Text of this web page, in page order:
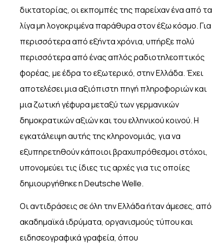
δικτατορίας, οι εκπομπές της παρείχαν ένα από τα
λίγα μη λογοκριμένα παράθυρα στον έξω κόσμο. Για
περισσότερα από εξήντα χρόνια, υπήρξε πολύ
περισσότερα από ένας απλός ραδιοτηλεοπτικός
φορέας, με έδρα το εξωτερικό, στην Ελλάδα. Έχει
αποτελέσει μια αξιόπιστη πηγή πληροφοριών και
μια ζωτική γέφυρα μεταξύ των γερμανικών
δημοκρατικών αξιών και του ελληνικού κοινού. Η
εγκατάλειψη αυτής της κληρονομιάς, για να
εξυπηρετηθούν κάποιοι βραχυπρόθεσμοι στόχοι,
υπονομεύει τις ίδιες τις αρχές για τις οποίες
δημιουργήθηκε η Deutsche Welle.
Οι αντιδράσεις σε όλη την Ελλάδα ήταν άμεσες, από
ακαδημαϊκά ιδρύματα, οργανισμούς τύπου και
ειδησεογραφικά γραφεία, όπου